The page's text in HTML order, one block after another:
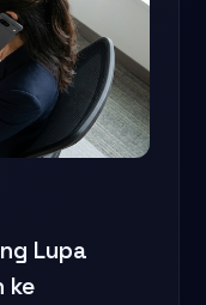
Lupa
ke